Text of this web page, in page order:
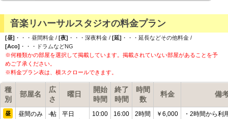
音楽リハーサルスタジオの料金プラン
[昼] ・・・昼間料金 / [夜] ・・・深夜料金 / [延] ・・・延長などその他料金 /
[Aco] ・・・ドラムなどNG
※何種類かの部屋を選択して掲載しています。掲載されていない部屋があることを予
めご了承ください。
※料金プラン表は、横スクロールできます。
種
別
部屋名
広
さ
曜日
開始
時間
終了
時間
時間
数
料金 備
昼 昼間のみ -帖
平日
10:00 16:00 2時間 ￥6,000 ・2時間から利